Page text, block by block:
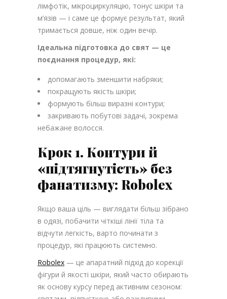
лімфотік, мікроциркуляцію, тонус шкіри та
м’язів — і саме це формує результат, який
тримається довше, ніж один вечір.
Ідеальна підготовка до свят — це
поєднання процедур, які:
допомагають зменшити набряки;
покращують якість шкіри;
формують більш виразні контури;
закривають побутові задачі, зокрема
небажане волосся.
Крок 1. Контури й
«підтягнутість» без
фанатизму: Robolex
Якщо ваша ціль — виглядати більш зібрано
в одязі, побачити чіткіші лінії тіла та
відчути легкість, варто починати з
процедур, які працюють системно.
Robolex — це апаратний підхід до корекції
фігури й якості шкіри, який часто обирають
як основу курсу перед активним сезоном: